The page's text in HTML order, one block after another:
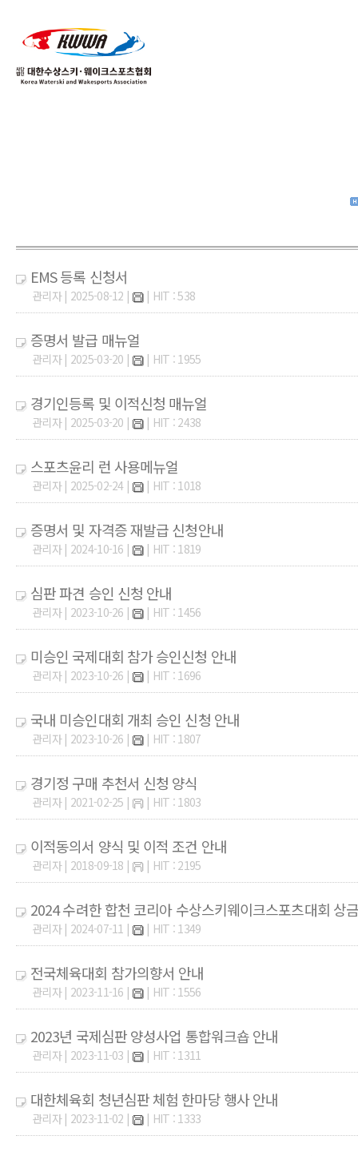
EMS 등록 신청서
관리자 | 2025-08-12 | | HIT : 538
증명서 발급 매뉴얼
관리자 | 2025-03-20 | | HIT : 1955
경기인등록 및 이적신청 매뉴얼
관리자 | 2025-03-20 | | HIT : 2438
스포츠윤리 런 사용메뉴얼
관리자 | 2025-02-24 | | HIT : 1018
증명서 및 자격증 재발급 신청안내
관리자 | 2024-10-16 | | HIT : 1819
심판 파견 승인 신청 안내
관리자 | 2023-10-26 | | HIT : 1456
미승인 국제대회 참가 승인신청 안내
관리자 | 2023-10-26 | | HIT : 1696
국내 미승인대회 개최 승인 신청 안내
관리자 | 2023-10-26 | | HIT : 1807
경기정 구매 추천서 신청 양식
관리자 | 2021-02-25 | | HIT : 1803
이적동의서 양식 및 이적 조건 안내
관리자 | 2018-09-18 | | HIT : 2195
2024 수려한 합천 코리아 수상스키웨이크스포츠대회 상
관리자 | 2024-07-11 | | HIT : 1349
전국체육대회 참가의향서 안내
관리자 | 2023-11-16 | | HIT : 1556
2023년 국제심판 양성사업 통합워크숍 안내
관리자 | 2023-11-03 | | HIT : 1311
대한체육회 청년심판 체험 한마당 행사 안내
관리자 | 2023-11-02 | | HIT : 1333